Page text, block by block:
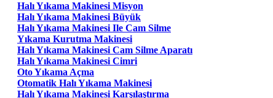
Halı Yıkama Makinesi Misyon
Halı Yıkama Makinesi Büyük
Halı Yıkama Makinesi Ile Cam Silme
Yıkama Kurutma Makinesi
Halı Yıkama Makinesi Cam Silme Aparatı
Halı Yıkama Makinesi Cimri
Oto Yıkama Açma
Otomatik Halı Yıkama Makinesi
Halı Yıkama Makinesi Karşılaştırma